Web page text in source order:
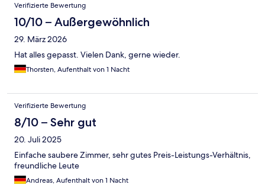
Verifizierte Bewertung
10/10 – Außergewöhnlich
29. März 2026
Hat alles gepasst. Vielen Dank, gerne wieder.
Thorsten, Aufenthalt von 1 Nacht
Verifizierte Bewertung
8/10 – Sehr gut
20. Juli 2025
Einfache saubere Zimmer, sehr gutes Preis-Leistungs-Verhältnis,
freundliche Leute
Andreas, Aufenthalt von 1 Nacht